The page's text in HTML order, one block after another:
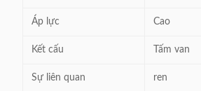
Áp lực Cao
Kết cấu Tấm van
Sự liên quan ren